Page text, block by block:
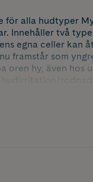
för alla hudtyper
Innehåller två
egna celler kan
framstår som
oren hy, även hos